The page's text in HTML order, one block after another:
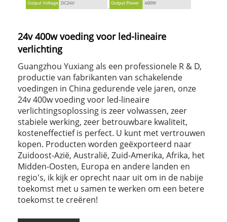
24v 400w voeding voor led-lineaire
verlichting
Guangzhou Yuxiang als een professionele R & D,
productie van fabrikanten van schakelende
voedingen in China gedurende vele jaren, onze
24v 400w voeding voor led-lineaire
verlichtingsoplossing is zeer volwassen, zeer
stabiele werking, zeer betrouwbare kwaliteit,
kosteneffectief is perfect. U kunt met vertrouwen
kopen. Producten worden geëxporteerd naar
Zuidoost-Azië, Australië, Zuid-Amerika, Afrika, het
Midden-Oosten, Europa en andere landen en
regio's, ik kijk er oprecht naar uit om in de nabije
toekomst met u samen te werken om een ​​betere
toekomst te creëren!